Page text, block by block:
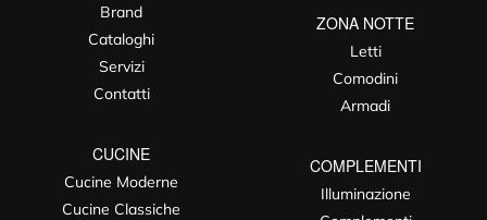
Brand
Cataloghi
Servizi
Contatti
CUCINE
Cucine Moderne
Cucine Classiche
ZONA NOTTE
Letti
Comodini
Armadi
COMPLEMENTI
Illuminazione